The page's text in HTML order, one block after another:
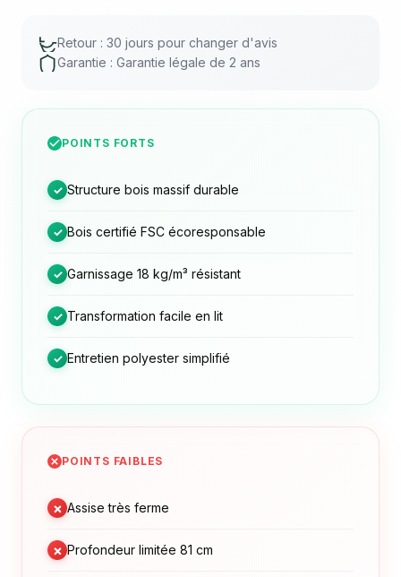
Retour : 30 jours pour changer d'avis
Garantie : Garantie légale de 2 ans
POINTS FORTS
✓ Structure bois massif durable
✓ Bois certifié FSC écoresponsable
✓ Garnissage 18 kg/m³ résistant
✓ Transformation facile en lit
✓ Entretien polyester simplifié
POINTS FAIBLES
× Assise très ferme
× Profondeur limitée 81 cm